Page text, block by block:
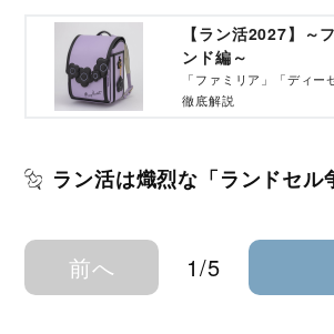
【ラン活2027】～
ンド編～
「ファミリア」「ディ
徹底解説
ラン活は熾烈な「ランドセル
前へ 1/5